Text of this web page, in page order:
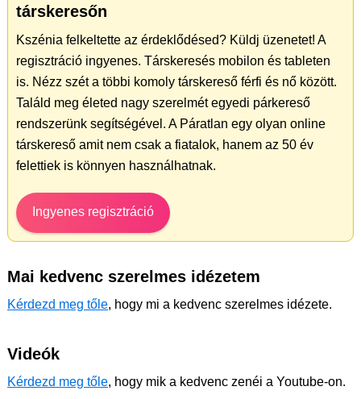
társkeresőn
Kszénia felkeltette az érdeklődésed? Küldj üzenetet! A
regisztráció ingyenes. Társkeresés mobilon és tableten
is. Nézz szét a többi komoly társkereső férfi és nő között.
Találd meg életed nagy szerelmét egyedi párkereső
rendszerünk segítségével. A Páratlan egy olyan online
társkereső amit nem csak a fiatalok, hanem az 50 év
felettiek is könnyen használhatnak.
Ingyenes regisztráció
Mai kedvenc szerelmes idézetem
Kérdezd meg tőle, hogy mi a kedvenc szerelmes idézete.
Videók
Kérdezd meg tőle, hogy mik a kedvenc zenéi a Youtube-on.